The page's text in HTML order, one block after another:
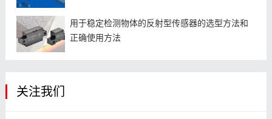
用于稳定检测物体的反射型传感器的选型方法和
正确使用方法
关注我们